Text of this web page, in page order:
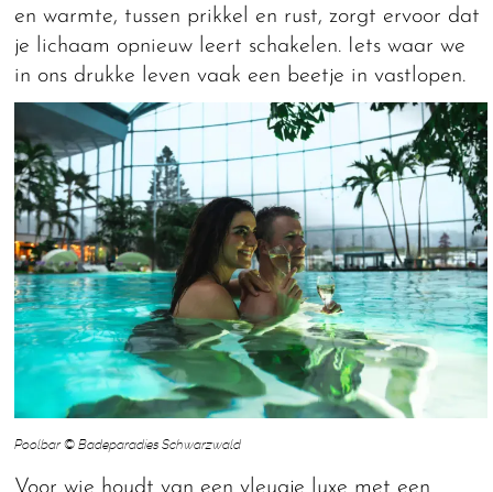
en warmte, tussen prikkel en rust, zorgt ervoor dat
je lichaam opnieuw leert schakelen. Iets waar we
in ons drukke leven vaak een beetje in vastlopen.
Poolbar © Badeparadies Schwarzwald
Voor wie houdt van een vleugje luxe met een